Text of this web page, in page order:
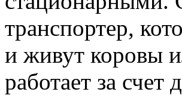
транспортер,
и живут коровы
работает за счет